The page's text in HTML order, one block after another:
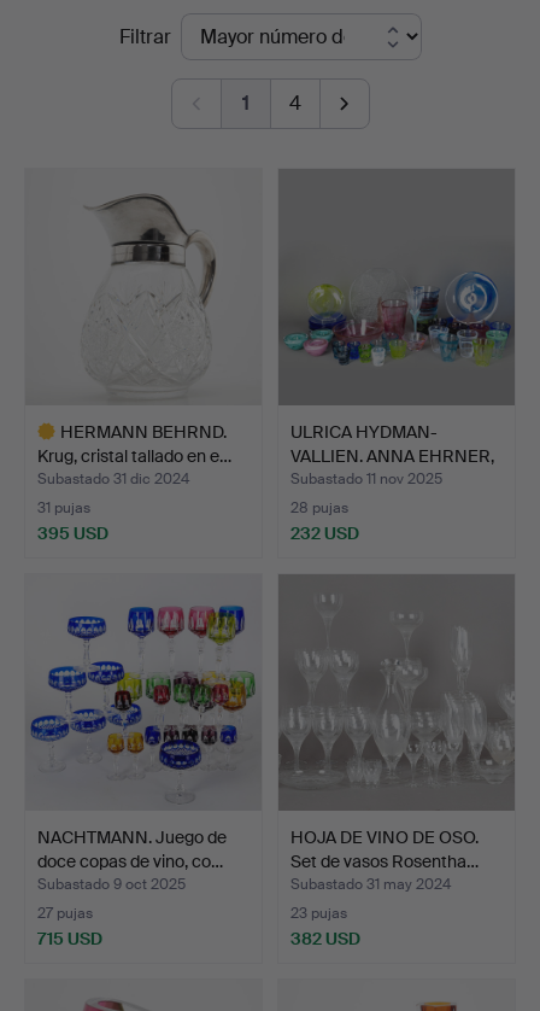
Hamburg
Filtrar
1 4
HERMANN BEHRND.
Krug, cristal tallado en e…
Subastado 31 dic 2024
31 pujas
395 USD
ULRICA HYDMAN-
VALLIEN. ANNA EHRNER,
ANN WÄ…
Subastado 11 nov 2025
28 pujas
232 USD
NACHTMANN. Juego de
doce copas de vino, co…
Subastado 9 oct 2025
27 pujas
715 USD
HOJA DE VINO DE OSO.
Set de vasos Rosentha…
Subastado 31 may 2024
23 pujas
382 USD